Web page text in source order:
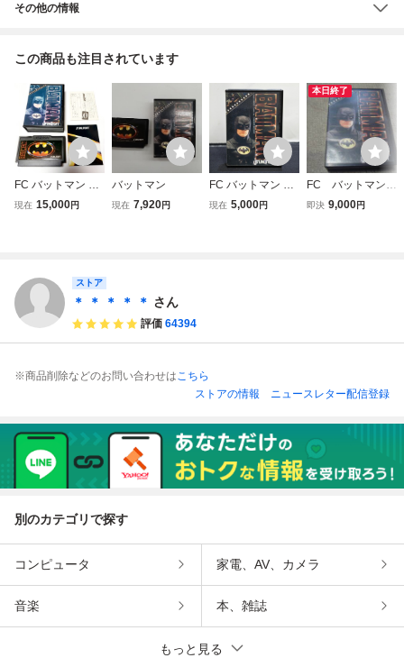
その他の情報
この商品も注目されています
FC バットマン SU
NSOFT コレクタ
現在 15,000円
バットマン
現在 7,920円
FC バットマン BA
TMAN ファミコン
現在 5,000円
本日終了
FC バットマン
箱説付
即決 9,000円
ストア
＊ ＊ ＊ ＊ ＊ さん
評価 64394
※商品削除などのお問い合わせはこちら
ストアの情報
ニュースレター配信登録
別のカテゴリで探す
コンピュータ 家電、AV、カメラ
音楽 本、雑誌
もっと見る